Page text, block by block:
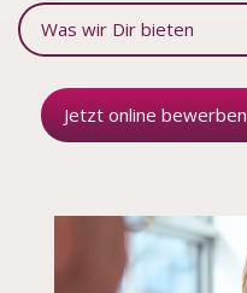
Was wir Dir bieten
Jetzt online bewerben